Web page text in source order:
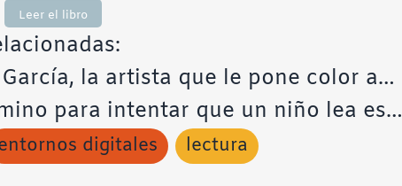
Leer el libro
la artista que le pone color a…
para intentar que un niño lea es…
digitales lectura